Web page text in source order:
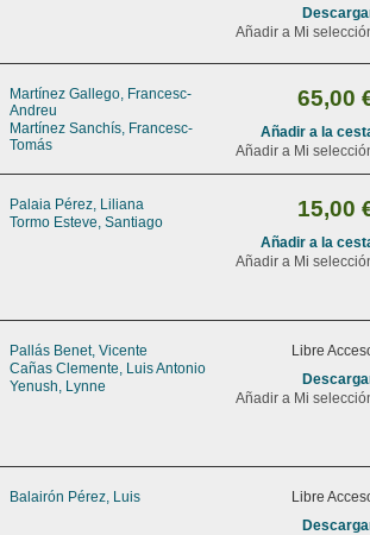
Añadir a Mi
Martínez Gallego, Francesc-
Andreu
Martínez Sanchís, Francesc-
Tomás
65,00
Añadir a la
Añadir a Mi
Palaia Pérez, Liliana
Tormo Esteve, Santiago
15,00
Añadir a la
Añadir a Mi
Pallás Benet, Vicente
Cañas Clemente, Luis Antonio
Yenush, Lynne
Libre
Añadir a Mi
Balairón Pérez, Luis
Libre